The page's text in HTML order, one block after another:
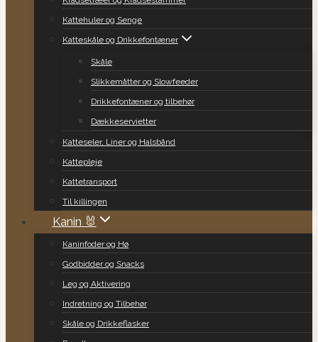
Kattehuler og Senge
Katteskåle og Drikkefontæner
Skåle
Slikkemåtter og Slowfeeder
Drikkefontæner og tilbehør
Dækkeservietter
Katteseler, Liner og Halsbånd
Kattepleje
Kattetransport
Til killingen
Kanin 🐰
Kaninfoder og Hø
Godbidder og Snacks
Leg og Aktivering
Indretning og Tilbehør
Skåle og Drikkeflasker